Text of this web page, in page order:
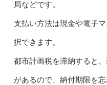
局などです。
支払い方法は現金や電子
択できます。
都市計画税を滞納すると
があるので、納付期限を